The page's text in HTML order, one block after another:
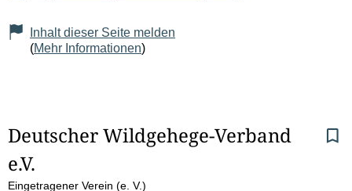
Inhalt dieser Seite melden
(Mehr Informationen)
S
e
Deutscher Wildgehege-Verband
e.V.
Eingetragener Verein (e. V.)